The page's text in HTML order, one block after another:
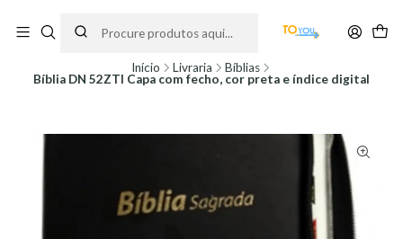
partir do dia 11 de Agosto, às 10H.
Início Livraria
Bíblias
Bíblia DN 52ZTI Capa com fecho, cor preta e índice digital